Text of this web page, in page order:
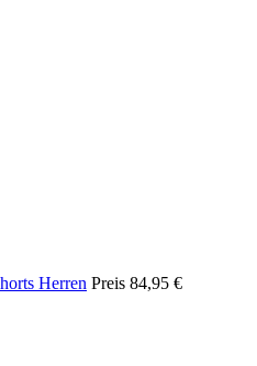
Herren Preis 84,95 €